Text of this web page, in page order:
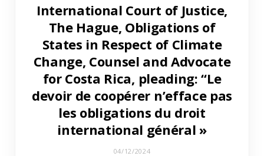
International Court of Justice,
The Hague, Obligations of
States in Respect of Climate
Change, Counsel and Advocate
for Costa Rica, pleading: “Le
devoir de coopérer n’efface pas
les obligations du droit
international général »
04/12/2024